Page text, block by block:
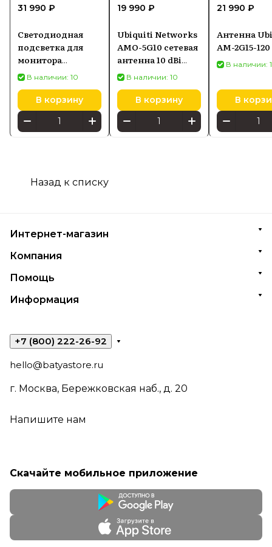
31 990 ₽
Светодиодная
подсветка для
монитора
SCREENBAR HALO
2
В наличии: 10
В корзину
19 990 ₽
Ubiquiti Networks
AMO-5G10 сетевая
антенна 10 dBi
Секторная
антенна
В наличии: 10
В корзину
21 990 ₽
Антенна
AM-2G15-120
В наличии:
В
Назад к списку
Интернет-магазин
Компания
Помощь
Информация
+7 (800) 222-26-92
hello@batyastore.ru
г. Москва, Бережковская наб., д. 20
Напишите нам
Скачайте мобильное приложение